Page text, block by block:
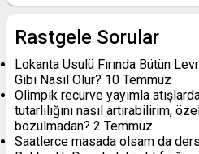
Rastgele Sorular
Lokanta Usulü Fırında Bütün
Gibi Nasıl Olur? 10 Temmuz
Olimpik recurve yayımla
tutarlılığını nasıl artırabilirim,
bozulmadan? 2 Temmuz
Saatlerce masada olsam da